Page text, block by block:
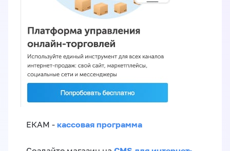
ЕКАМ - кассовая программа